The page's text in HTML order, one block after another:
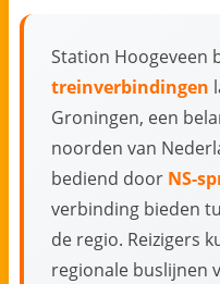
Station Hoogeveen
treinverbindingen
Groningen, een
noorden van
bediend door NS-
verbinding bieden
de regio. Reizigers
regionale buslijnen